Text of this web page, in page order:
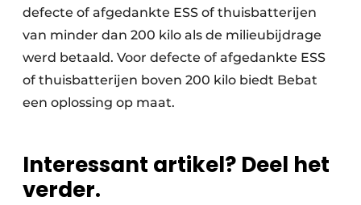
defecte of afgedankte ESS of thuisbatterijen
van minder dan 200 kilo als de milieubijdrage
werd betaald. Voor defecte of afgedankte ESS
of thuisbatterijen boven 200 kilo biedt Bebat
een oplossing op maat.
Interessant artikel? Deel het
verder.